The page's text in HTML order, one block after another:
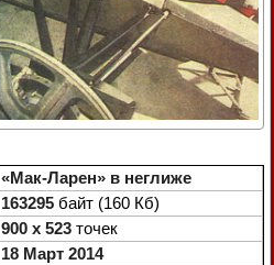
«Мак-Ларен» в неглиже
163295 байт (160 Кб)
900 x 523 точек
18 Март 2014